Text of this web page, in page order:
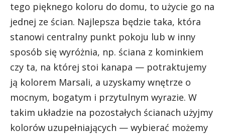
tego pięknego koloru do domu, to użycie go na
jednej ze ścian. Najlepsza będzie taka, która
stanowi centralny punkt pokoju lub w inny
sposób się wyróżnia, np. ściana z kominkiem
czy ta, na której stoi kanapa — potraktujemy
ją kolorem Marsali, a uzyskamy wnętrze o
mocnym, bogatym i przytulnym wyrazie. W
takim układzie na pozostałych ścianach użyjmy
kolorów uzupełniających — wybierać możemy